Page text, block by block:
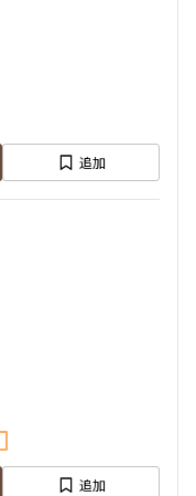
追加
追加